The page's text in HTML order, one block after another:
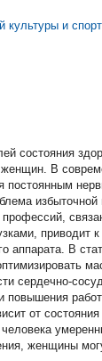
культуры и
состояния
В
постоянным
избыточной
аппарата. В
сердечно-
от
женщины